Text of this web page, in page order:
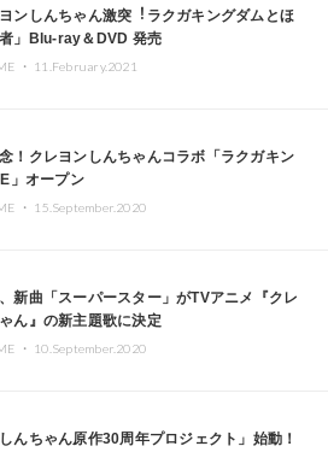
ヨンしんちゃん激突︕ラクガキングダムとほ
」Blu-ray＆DVD 発売
・ 11.February.2021
！クレヨンしんちゃんコラボ「ラクガキン
」オープン
・ 15.September.2020
新曲「スーパースター」がTVアニメ『クレ
ん』の新主題歌に決定
・ 10.September.2020
しんちゃん原作30周年プロジェクト」始動！